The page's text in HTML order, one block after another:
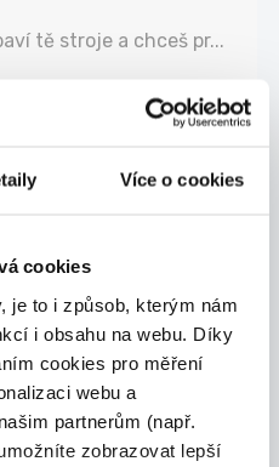
Více o cookies
cookies
je to i způsob, kterým nám
i obsahu na webu. Díky
cookies pro měření
webu a
partnerům (např.
zobrazovat lepší
tě stroje a chceš pr...
Kč | Bez
neztratíš a všechn...